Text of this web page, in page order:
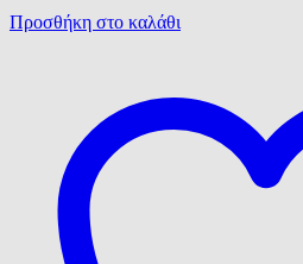
Προσθήκη στο καλάθι